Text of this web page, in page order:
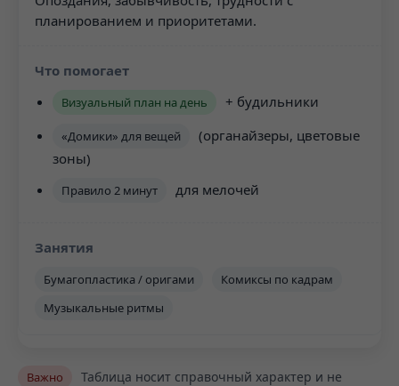
планированием и приоритетами.
Визуальный план на день + будильники
«Домики» для вещей
(органайзеры, цветовые
зоны)
Правило 2 минут для мелочей
Бумагопластика / оригами
Комиксы по кадрам
Музыкальные ритмы
Важно
Таблица носит справочный характер и не